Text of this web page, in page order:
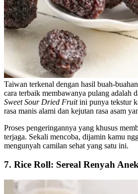
Taiwan terkenal dengan hasil buah-
cara terbaik membawanya pulang adalah
Sweet Sour Dried Fruitini punya tekstur
rasa manis alami dan kejutan rasa asam
Proses pengeringannya yang khusus
terjaga. Sekali mencoba, dijamin kamu
mengunyah camilan sehat yang satu ini.
7. Rice Roll: Sereal Renyah